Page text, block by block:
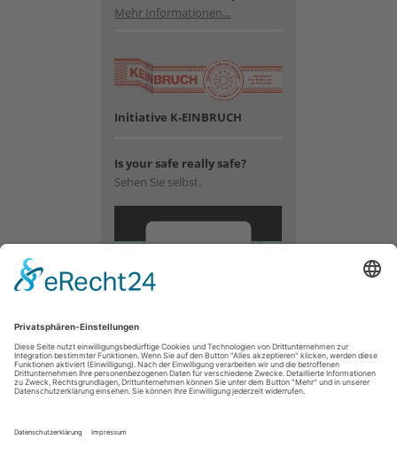
Mehr Informationen...
Initiative K-EINBRUCH
Is your safe really safe?
Sehen Sie selbst.
YouTube
Video-
Service zu